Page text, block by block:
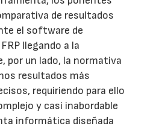
de resultados
el software de
llegando a la
por un lado, la normativa
resultados más
requiriendo para ello
y casi inabordable
informática diseñada